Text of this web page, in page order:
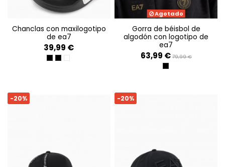
chanclas con maxilogotipo
de ea7
39,99 €
BLACK BEAUTY
BLACK/GOLD
WHITE+BLACK+BLACK
Agotado
gorra de béisbol de
algodón con logotipo de
ea7
63,99 € 79,99 €
BLACK
-20% -20%